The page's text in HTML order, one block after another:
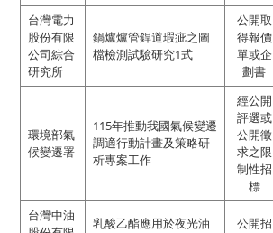
台灣電力
股份有限
公司綜合
研究所
鍋爐爐管銲道瑕疵之圖
檔檢測試驗研究1式
公開取
得報價
單或企
劃書
環境部氣
候變遷署
115年推動我國氣候變遷
調適行動計畫及策略研
析專案工作
經公開
評選或
公開徵
求之限
制性招
標
台灣中油
乳酸乙酯應用於夜光油
公開招